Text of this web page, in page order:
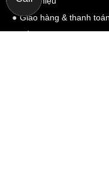
Giao hàng & thanh toán
Điều khoản sử dụng